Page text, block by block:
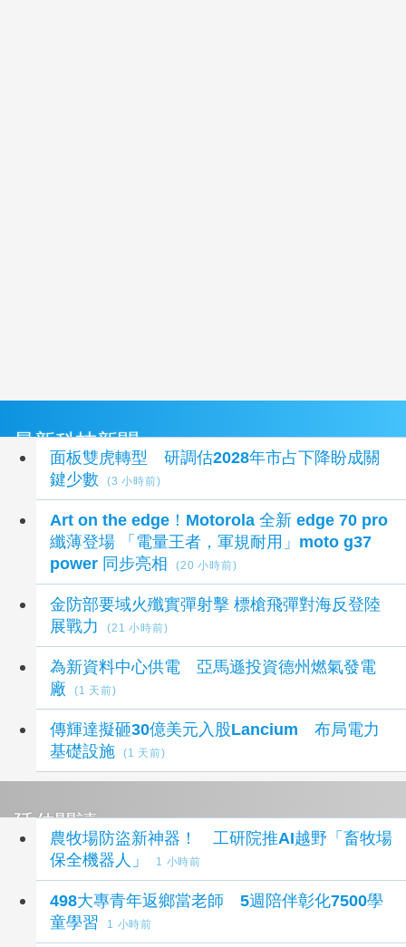
最新科技新聞
面板雙虎轉型 研調估2028年市占下降盼成關
鍵少數
(3 小時前)
Art on the edge！Motorola 全新 edge 70 pro
纖薄登場 「電量王者，軍規耐用」moto g37
power 同步亮相
(20 小時前)
金防部要域火殲實彈射擊 標槍飛彈對海反登陸
展戰力
(21 小時前)
為新資料中心供電 亞馬遜投資德州燃氣發電
廠
(1 天前)
傳輝達擬砸30億美元入股Lancium 布局電力
基礎設施
(1 天前)
延伸閱讀
農牧場防盜新神器！ 工研院推AI越野「畜牧場
保全機器人」
1 小時前
498大專青年返鄉當老師 5週陪伴彰化7500學
童學習
1 小時前